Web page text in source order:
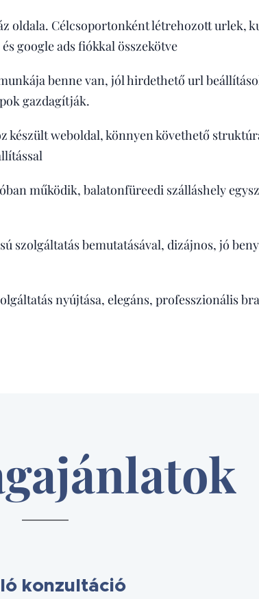
oldala. Célcsoportonként létrehozott urlek,
google ads fiókkal összekötve
benne van, jól hirdethető url
gazdagítják.
készült weboldal, könnyen követhető
működik, balatonfüreedi szálláshely
szolgáltatás bemutatásával, dizájnos, jó
nyújtása, elegáns, professzionális
konzultáció